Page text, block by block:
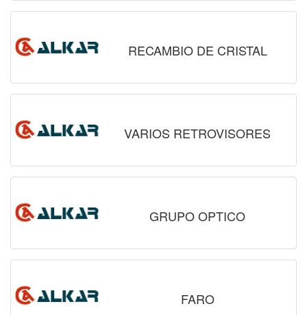
RECAMBIO DE CRISTAL
VARIOS RETROVISORES
GRUPO OPTICO
FARO